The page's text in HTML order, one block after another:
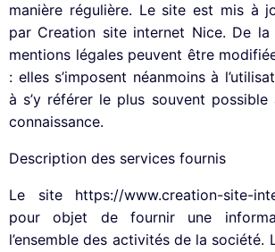
manière régulière. Le site est mis à
par Creation site internet Nice. De la
mentions légales peuvent être
: elles s’imposent néanmoins à
à s’y référer le plus souvent possible
connaissance.
Description des services fournis
Le site https://www.creation-site-
pour objet de fournir une
l’ensemble des activités de la société.